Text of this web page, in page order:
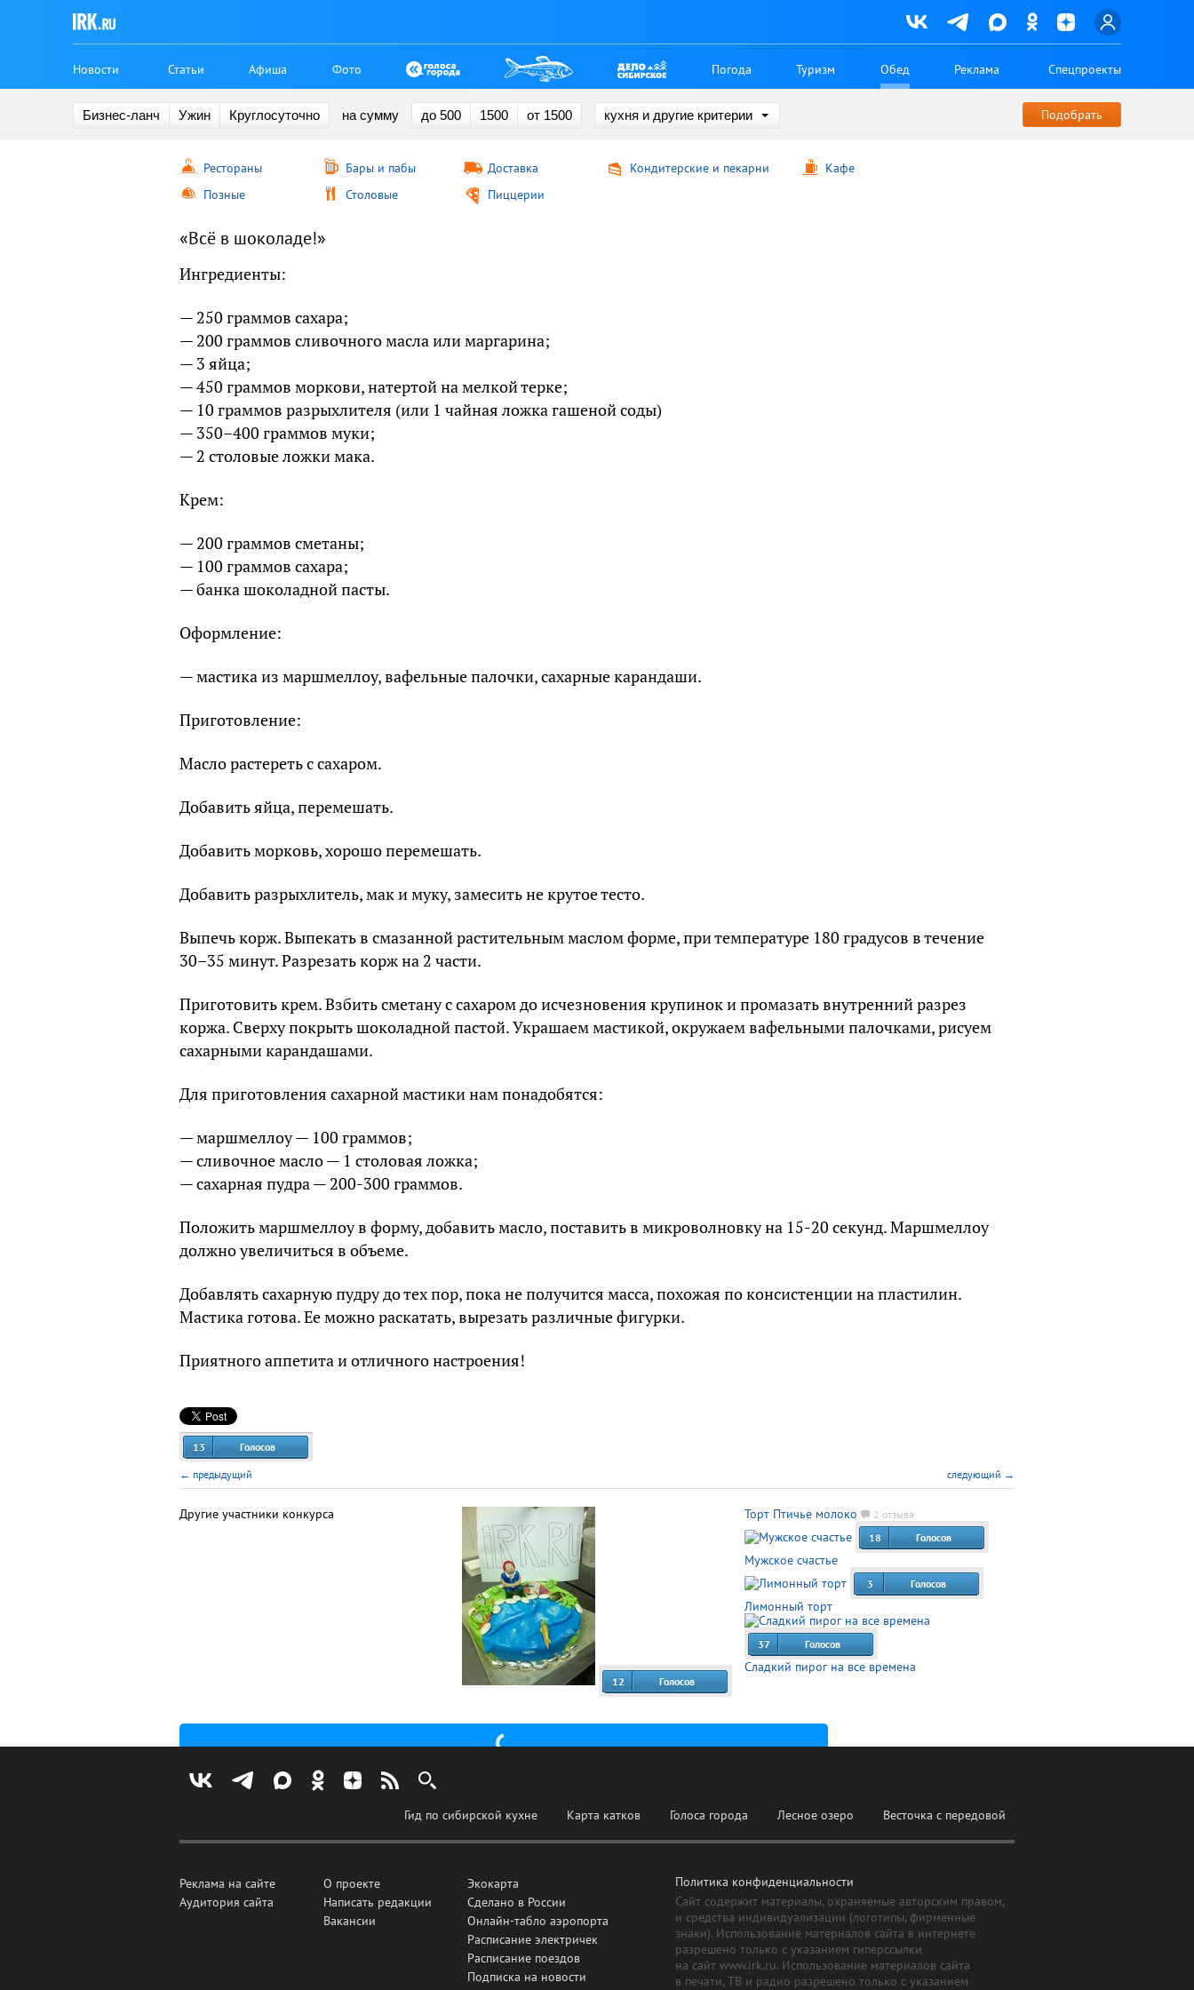
Новости Статьи Афиша Фото Погода Туризм Обед Реклама Спецпроекты
Бизнес-ланч Ужин Круглосуточно на сумму до 500 1500 от 1500 кухня и другие критерии
Рестораны Бары и пабы Доставка Кондитерские и пекарни
Кафе
Позные
Столовые Пиццерии
«Всё в шоколаде!»
Ингредиенты:
— 250 граммов сахара;
— 200 граммов сливочного масла или маргарина;
— 3 яйца;
— 450 граммов моркови, натертой на мелкой терке;
— 10 граммов разрыхлителя (или 1 чайная ложка гашеной соды)
— 350–400 граммов муки;
— 2 столовые ложки мака.
Крем:
— 200 граммов сметаны;
— 100 граммов сахара;
— банка шоколадной пасты.
Оформление:
— мастика из маршмеллоу, вафельные палочки, сахарные карандаши.
Приготовление:
Масло растереть с сахаром.
Добавить яйца, перемешать.
Добавить морковь, хорошо перемешать.
Добавить разрыхлитель, мак и муку, замесить не крутое тесто.
Выпечь корж. Выпекать в смазанной растительным маслом форме, при температуре 180 градусов в течение
30–35 минут. Разрезать корж на 2 части.
Приготовить крем. Взбить сметану с сахаром до исчезновения крупинок и промазать внутренний разрез
коржа. Сверху покрыть шоколадной пастой. Украшаем мастикой, окружаем вафельными палочками, рисуем
сахарными карандашами.
Для приготовления сахарной мастики нам понадобятся:
— маршмеллоу — 100 граммов;
— сливочное масло — 1 столовая ложка;
— сахарная пудра — 200-300 граммов.
Положить маршмеллоу в форму, добавить масло, поставить в микроволновку на 15-20 секунд. Маршмеллоу
должно увеличиться в объеме.
Добавлять сахарную пудру до тех пор, пока не получится масса, похожая по консистенции на пластилин.
Мастика готова. Ее можно раскатать, вырезать различные фигурки.
Приятного аппетита и отличного настроения!
13 Голосов
← предыдущий следующий →
Другие участники конкурса
12 Голосов
Торт Птичье молоко
2 отзыва
18
Голосов
Мужское счастье
3 Голосов
Лимонный торт
37 Голосов
Сладкий пирог на все времена
Гид по сибирской кухне Карта катков Голоса города Лесное озеро Весточка с передовой
Реклама на сайте
Аудитория сайта
О проекте
Написать редакции
Вакансии
Экокарта
Сделано в России
Онлайн-табло аэропорта
Расписание электричек
Расписание поездов
Подписка на новости
Политика конфиденциальности
Сайт содержит материалы, охраняемые авторским правом,
и средства индивидуализации (логотипы, фирменные
знаки). Использование материалов сайта в интернете
разрешено только с указанием гиперссылки
на сайт www.irk.ru. Использование материалов сайта
в печати, ТВ и радио разрешено только с указанием